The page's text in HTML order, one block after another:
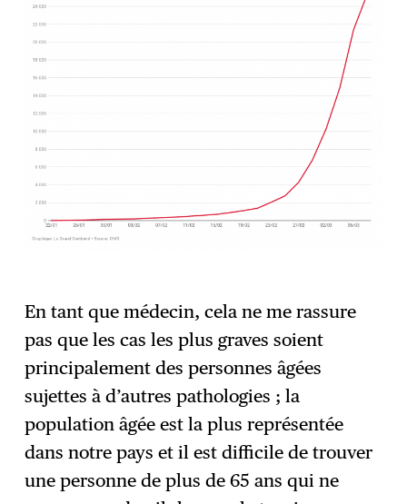
En tant que médecin, cela ne me rassure
pas que les cas les plus graves soient
principalement des personnes âgées
sujettes à d’autres pathologies ; la
population âgée est la plus représentée
dans notre pays et il est difficile de trouver
une personne de plus de 65 ans qui ne